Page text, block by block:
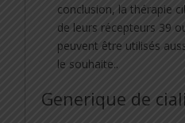
conclusion, la thérapie
de leurs récepteurs 39
peuvent être utilisés
le souhaite..
Generique de